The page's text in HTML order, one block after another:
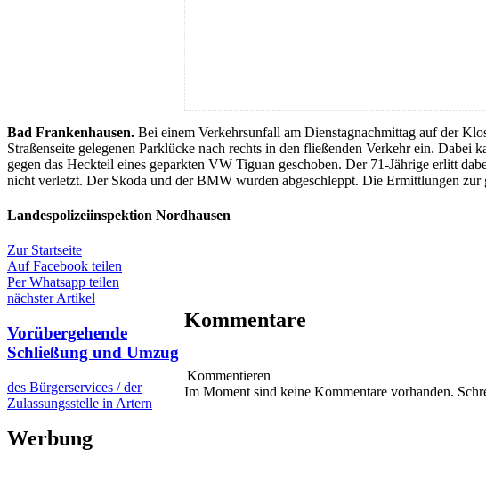
Bad Frankenhausen. Bei einem Verkehrsunfall am Dienstagnachmittag auf der
Straßenseite gelegenen Parklücke nach rechts in den fließenden Verkehr ein.
gegen das Heckteil eines geparkten VW Tiguan geschoben. Der 71-Jährige erlitt
nicht verletzt. Der Skoda und der BMW wurden abgeschleppt. Die Ermittlungen zur
Landespolizeiinspektion Nordhausen
Zur Startseite
Auf Facebook teilen
Per Whatsapp teilen
nächster Artikel
Vorübergehende
Schließung und Umzug
des Bürgerservices / der
Zulassungsstelle in Artern
Kommentare
Kommentieren
Im Moment sind keine Kommentare vorhanden.
Werbung